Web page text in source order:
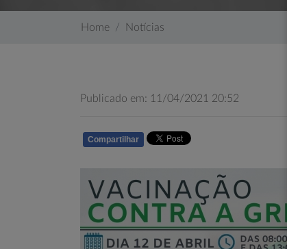
Home Notícias
Publicado em: 11/04/2021 20:52
Compartilhar